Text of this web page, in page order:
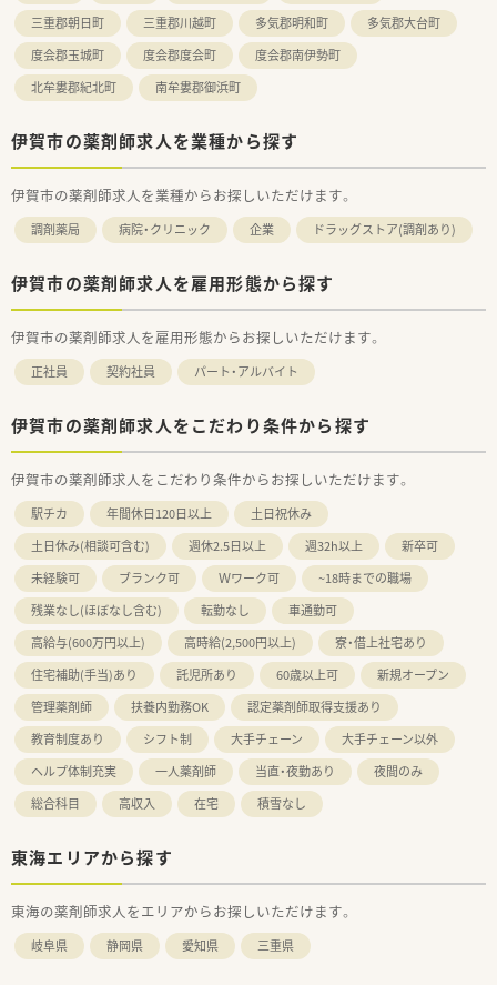
三重郡朝日町 三重郡川越町 多気郡明和町
多気郡大台町
度会郡玉城町
度会郡度会町
度会郡南伊勢町
北牟婁郡紀北町
南牟婁郡御浜町
伊賀市の薬剤師求人を業種から探す
伊賀市の薬剤師求人を業種からお探しいただけます。
調剤薬局 病院・クリニック 企業 ドラッグストア(調剤あり)
伊賀市の薬剤師求人を雇用形態から探す
伊賀市の薬剤師求人を雇用形態からお探しいただけます。
正社員 契約社員 パート・アルバイト
伊賀市の薬剤師求人をこだわり条件から探す
伊賀市の薬剤師求人をこだわり条件からお探しいただけます。
駅チカ 年間休日120日以上
土日祝休み
土日休み(相談可含む)
週休2.5日以上 週32h以上
新卒可
未経験可
ブランク可 Ｗワーク可
~18時までの職場
残業なし(ほぼなし含む)
転勤なし
車通勤可
高給与(600万円以上)
高時給(2,500円以上)
寮・借上社宅あり
住宅補助(手当)あり
託児所あり 60歳以上可
新規オープン
管理薬剤師
扶養内勤務OK
認定薬剤師取得支援あり
教育制度あり
シフト制 大手チェーン
大手チェーン以外
ヘルプ体制充実
一人薬剤師 当直・夜勤あり
夜間のみ
総合科目
高収入 在宅 積雪なし
東海エリアから探す
東海の薬剤師求人をエリアからお探しいただけます。
岐阜県 静岡県 愛知県 三重県